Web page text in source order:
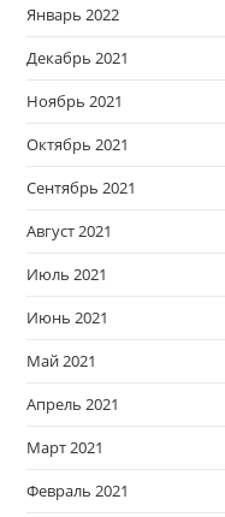
Январь 2022
Декабрь 2021
Ноябрь 2021
Октябрь 2021
Сентябрь 2021
Август 2021
Июль 2021
Июнь 2021
Май 2021
Апрель 2021
Март 2021
Февраль 2021